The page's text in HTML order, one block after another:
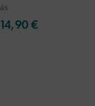
14,90 €